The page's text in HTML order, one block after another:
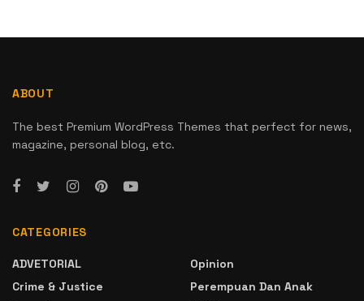
ABOUT
The best Premium WordPress Themes that perfect for news,
magazine, personal blog, etc.
CATEGORIES
ADVETORIAL
Crime & Justice
Opinion
Perempuan Dan Anak